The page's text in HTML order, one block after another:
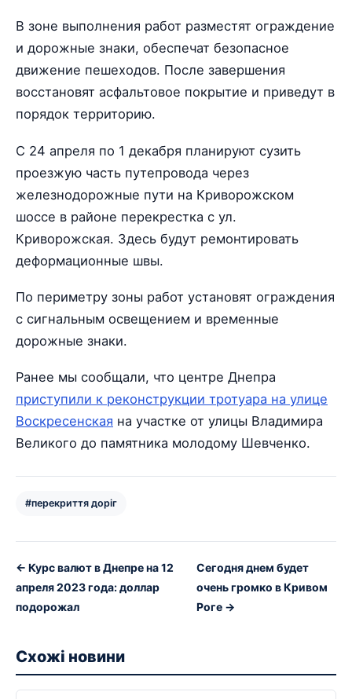
В зоне выполнения работ разместят ограждение
и дорожные знаки, обеспечат безопасное
движение пешеходов. После завершения
восстановят асфальтовое покрытие и приведут в
порядок территорию.
С 24 апреля по 1 декабря планируют сузить
проезжую часть путепровода через
железнодорожные пути на Криворожском
шоссе в районе перекрестка с ул.
Криворожская. Здесь будут ремонтировать
деформационные швы.
По периметру зоны работ установят ограждения
с сигнальным освещением и временные
дорожные знаки.
Ранее мы сообщали, что центре Днепра
приступили к реконструкции тротуара на улице
Воскресенская на участке от улицы Владимира
Великого до памятника молодому Шевченко.
#перекриття доріг
← Курс валют в Днепре на 12
апреля 2023 года: доллар
подорожал
Сегодня днем будет
очень громко в Кривом
Роге →
Схожі новини